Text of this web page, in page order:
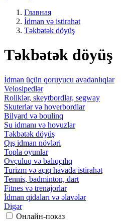
Главная
İdman və istirahət
Təkbətək döyüş
Təkbətək döyüş
İdman üçün qoruyucu avadanlıqlar
Velosipedlər
Roliklər, skeytbordlar, segway
Skuterlər və hoverbordlar
Bilyard və boulinq
Su idmanı və hovuzlar
Təkbətək döyüş
Qış idman növləri
Topla oyunlar
Ovçuluq və balıqçılıq
Turizm və açıq havada istirahət
Tennis, badminton, dart
Fitnes və trenajorlar
İdman qidaları və əlavələr
Digər
Онлайн-показ